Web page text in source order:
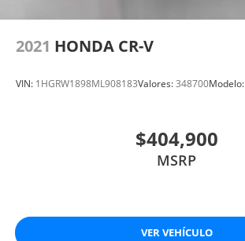
2021 HONDA CR-V
VIN: 1HGRW1898ML908183Valores:348700Modelo:
$404,900
MSRP
VER VEHÍCULO